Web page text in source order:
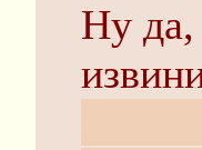
Ну да,